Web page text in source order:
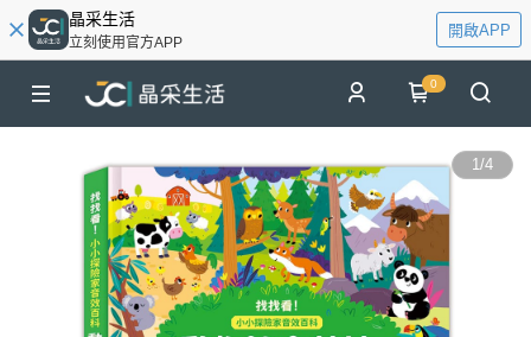
晶采生活
立刻使用官方APP
開啟APP
0
1/4